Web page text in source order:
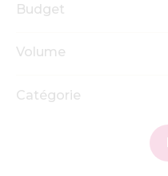
Budget
Volume
Catégorie